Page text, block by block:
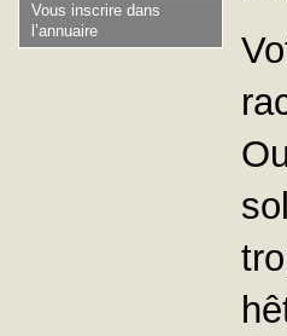
Vous inscrire dans
l’annuaire